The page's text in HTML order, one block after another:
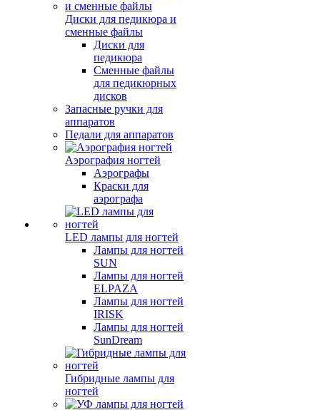
Диски для педикюра и
сменные файлы
Диски для
педикюра
Сменные файлы
для педикюрных
дисков
Запасные ручки для
аппаратов
Педали для аппаратов
Аэрография ногтей
Аэрографы
Краски для
аэрографа
LED лампы для ногтей
Лампы для ногтей
SUN
Лампы для ногтей
ELPAZA
Лампы для ногтей
IRISK
Лампы для ногтей
SunDream
Гибридные лампы для
ногтей